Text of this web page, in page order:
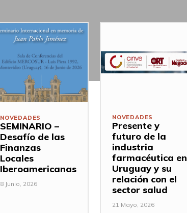
NOVEDADES
SEMINARIO –
Desafío de las
Finanzas
Locales
Iberoamericanas
8 Junio, 2026
NOVEDADES
Presente y
futuro de la
industria
farmacéutica en
Uruguay y su
relación con el
sector salud
21 Mayo, 2026